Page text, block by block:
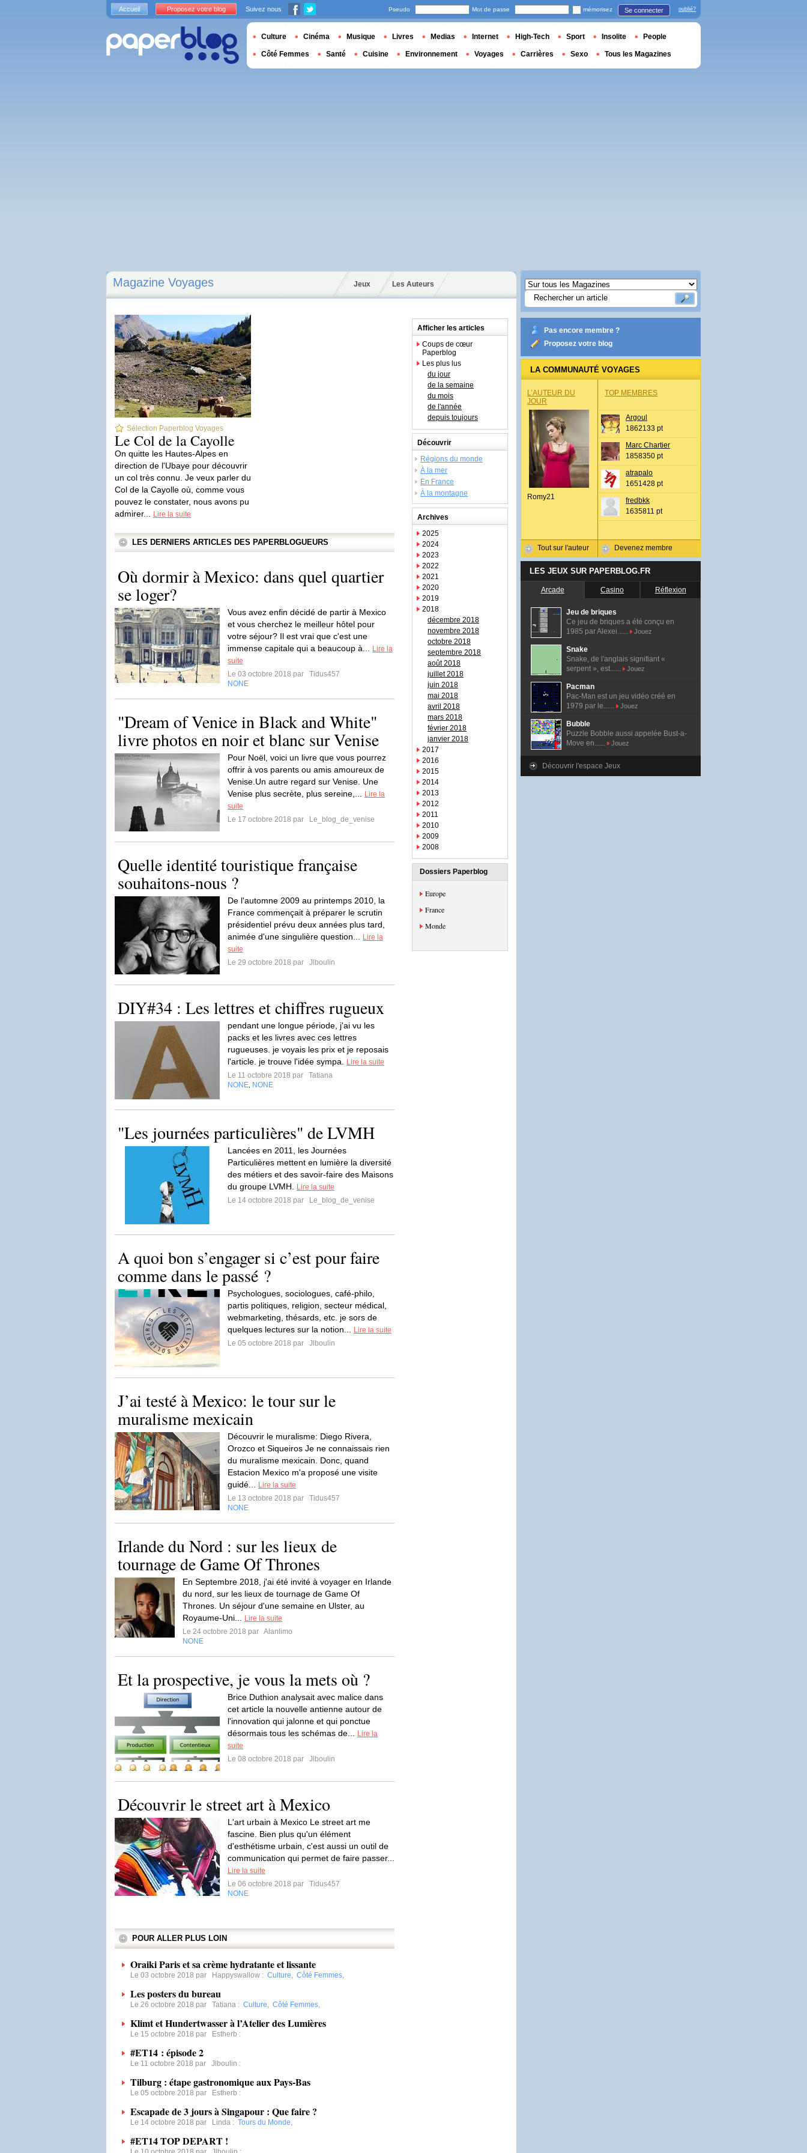
Magazine Voyages Jeux Les Auteurs
Sélection Paperblog Voyages
Le Col de la Cayolle
On quitte les Hautes-Alpes en
direction de l'Ubaye pour découvrir
un col très connu. Je veux parler du
Col de la Cayolle où, comme vous
pouvez le constater, nous avons pu
admirer...
Lire la suite
LES DERNIERS ARTICLES DES PAPERBLOGUEURS
Où dormir à Mexico: dans quel quartier
se loger?
Vous avez enfin décidé de partir à Mexico
et vous cherchez le meilleur hôtel pour
votre séjour? Il est vrai que c'est une
immense capitale qui a beaucoup à...
Lire la
suite
Le 03 octobre 2018 par
Tidus457
NONE
"Dream of Venice in Black and White"
livre photos en noir et blanc sur Venise
Pour Noël, voici un livre que vous pourrez
offrir à vos parents ou amis amoureux de
Venise.Un autre regard sur Venise. Une
Venise plus secrète, plus sereine,...
Lire la
suite
Le 17 octobre 2018 par
Le_blog_de_venise
Quelle identité touristique française
souhaitons-nous ?
De l'automne 2009 au printemps 2010, la
France commençait à préparer le scrutin
présidentiel prévu deux années plus tard,
animée d'une singulière question...
Lire la
suite
Le 29 octobre 2018 par
Jlboulin
DIY#34 : Les lettres et chiffres rugueux
pendant une longue période, j'ai vu les
packs et les livres avec ces lettres
rugueuses. je voyais les prix et je reposais
l'article. je trouve l'idée sympa.
Lire la suite
Le 11 octobre 2018 par
Tatiana
NONE NONE
"Les journées particulières" de LVMH
Lancées en 2011, les Journées
Particulières mettent en lumière la diversité
des métiers et des savoir-faire des Maisons
du groupe LVMH.
Lire la suite
Le 14 octobre 2018 par
Le_blog_de_venise
A quoi bon s’engager si c’est pour faire
comme dans le passé ?
Psychologues, sociologues, café-philo,
partis politiques, religion, secteur médical,
webmarketing, thésards, etc. je sors de
quelques lectures sur la notion...
Lire la suite
Le 05 octobre 2018 par
Jlboulin
J’ai testé à Mexico: le tour sur le
muralisme mexicain
Découvrir le muralisme: Diego Rivera,
Orozco et Siqueiros Je ne connaissais rien
du muralisme mexicain. Donc, quand
Estacion Mexico m'a proposé une visite
guidé...
Lire la suite
Le 13 octobre 2018 par
Tidus457
NONE
Irlande du Nord : sur les lieux de
tournage de Game Of Thrones
En Septembre 2018, j'ai été invité à voyager en Irlande
du nord, sur les lieux de tournage de Game Of
Thrones. Un séjour d'une semaine en Ulster, au
Royaume-Uni...
Lire la suite
Le 24 octobre 2018 par Alanlimo
NONE
Et la prospective, je vous la mets où ?
Brice Duthion analysait avec malice dans
cet article la nouvelle antienne autour de
l'innovation qui jalonne et qui ponctue
désormais tous les schémas de...
Lire la
suite
Le 08 octobre 2018 par
Jlboulin
Découvrir le street art à Mexico
L'art urbain à Mexico Le street art me
fascine. Bien plus qu'un élément
d'esthétisme urbain, c'est aussi un outil de
communication qui permet de faire passer...
Lire la suite
Le 06 octobre 2018 par
Tidus457
NONE
POUR ALLER PLUS LOIN
Oraiki Paris et sa crème hydratante et lissante
Le 03 octobre 2018 par Happyswallow : Culture, Côté Femmes,
Les posters du bureau
Le 26 octobre 2018 par Tatiana : Culture, Côté Femmes,
Klimt et Hundertwasser à l’Atelier des Lumières
Le 15 octobre 2018 par Estherb :
#ET14 : épisode 2
Le 11 octobre 2018 par Jlboulin :
Tilburg : étape gastronomique aux Pays-Bas
Le 05 octobre 2018 par Estherb :
Escapade de 3 jours à Singapour : Que faire ?
Le 14 octobre 2018 par Linda : Tours du Monde,
#ET14 TOP DEPART !
Afficher les articles
Coups de cœur
Paperblog
Les plus lus
du jour
de la semaine
du mois
de l'année
depuis toujours
Découvrir
Régions du monde
À la mer
En France
À la montagne
Archives
2025
2024
2023
2022
2021
2020
2019
2018
décembre 2018
novembre 2018
octobre 2018
septembre 2018
août 2018
juillet 2018
juin 2018
mai 2018
avril 2018
mars 2018
février 2018
janvier 2018
2017
2016
2015
2014
2013
2012
2011
2010
2009
2008
Dossiers Paperblog
Europe
France
Monde
Pas encore membre ?
Proposez votre blog
LA COMMUNAUTÉ VOYAGES
L’AUTEUR DU
JOUR
Romy21
Tout sur l'auteur
TOP MEMBRES
Argoul
1862133 pt
Marc Chartier
1858350 pt
atrapalo
1651428 pt
fredbkk
1635811 pt
Devenez membre
LES JEUX SUR PAPERBLOG.FR
Arcade Casino Réflexion
Jeu de briques
Ce jeu de briques a été conçu en
1985 par Alexei......
Jouez
Snake
Snake, de l'anglais signifiant «
serpent », est......
Jouez
Pacman
Pac-Man est un jeu vidéo créé en
1979 par le......
Jouez
Bubble
Puzzle Bobble aussi appelée Bust-a-
Move en......
Jouez
Découvrir l'espace Jeux
Accueil Proposez votre blog Suivez nous Pseudo Mot de passe mémorisez Se connecter oublié?
Culture Cinéma Musique Livres Medias Internet High-Tech Sport Insolite People
Côté Femmes Santé Cuisine Environnement Voyages Carrières Sexo Tous les Magazines